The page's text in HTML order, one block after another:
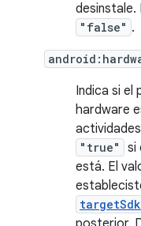
desinstale.
"false" .
Indica si el
hardware
"true" si
está. El